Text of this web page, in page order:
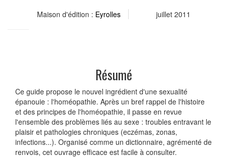
Maison d'édition : Eyrolles juillet 2011
Résumé
Ce guide propose le nouvel ingrédient d'une sexualité
épanouie : l'homéopathie. Après un bref rappel de l'histoire
et des principes de l'homéopathie, il passe en revue
l'ensemble des problèmes liés au sexe : troubles entravant le
plaisir et pathologies chroniques (eczémas, zonas,
infections...). Organisé comme un dictionnaire, agrémenté de
renvois, cet ouvrage efficace est facile à consulter.